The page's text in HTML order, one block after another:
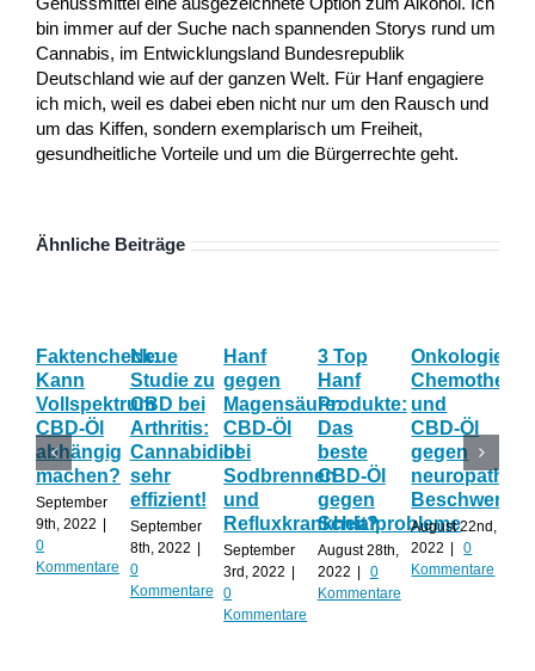
bin immer auf der Suche nach spannenden Storys rund um
Cannabis, im Entwicklungsland Bundesrepublik
Deutschland wie auf der ganzen Welt. Für Hanf engagiere
ich mich, weil es dabei eben nicht nur um den Rausch und
um das Kiffen, sondern exemplarisch um Freiheit,
gesundheitliche Vorteile und um die Bürgerrechte geht.
Ähnliche Beiträge
Faktencheck:
Kann
Vollspektrum
CBD-Öl
abhängig
machen?
September
9th, 2022 |
0
Kommentare
Neue
Studie zu
CBD bei
Arthritis:
Cannabidiol
sehr
effizient!
September
8th, 2022 |
0
Kommentare
Hanf
gegen
Magensäure:
CBD-Öl
bei
Sodbrennen
und
Refluxkrankheit?
September
3rd, 2022 |
0
Kommentare
3 Top
Hanf
Produkte:
Das
beste
CBD-Öl
gegen
Schlafprobleme
August 28th,
2022 |
0
Kommentare
Onkologie:
und
CBD-Öl
gegen
August 22nd,
2022 |
0
Kommentare